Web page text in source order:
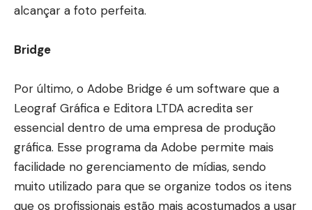
alcançar a foto perfeita.
Bridge
Por último, o Adobe Bridge é um software que a
Leograf Gráfica e Editora LTDA acredita ser
essencial dentro de uma empresa de produção
gráfica. Esse programa da Adobe permite mais
facilidade no gerenciamento de mídias, sendo
muito utilizado para que se organize todos os itens
que os profissionais estão mais acostumados a usar